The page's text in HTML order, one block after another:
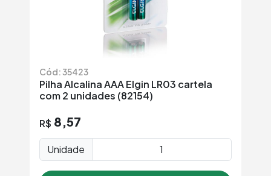
Cód: 35423
Pilha Alcalina AAA Elgin LR03 cartela
com 2 unidades (82154)
R$ 8,57
Unidade